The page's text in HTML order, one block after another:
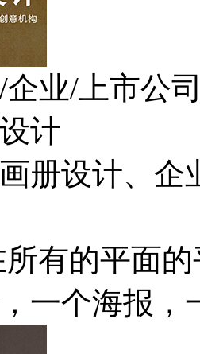
企业/上市公
计
册设计、企
有的平面
一个海报，